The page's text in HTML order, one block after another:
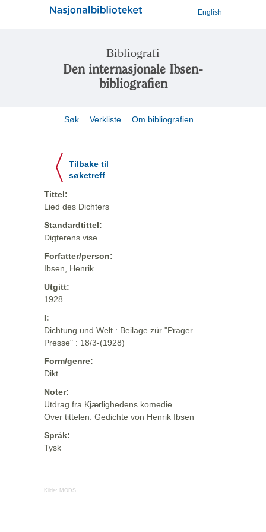
English
Bibliografi
Den internasjonale Ibsen-
bibliografien
Søk Verkliste Om bibliografien
Tilbake til
søketreff
Tittel:
Lied des Dichters
Standardtittel:
Digterens vise
Forfatter/person:
Ibsen, Henrik
Utgitt:
1928
I:
Dichtung und Welt : Beilage zür "Prager
Presse" : 18/3-(1928)
Form/genre:
Dikt
Noter:
Utdrag fra Kjærlighedens komedie
Over tittelen: Gedichte von Henrik Ibsen
Språk:
Tysk
Kilde: MODS